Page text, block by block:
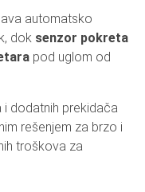
automatsko
dok senzor pokreta
pod uglom od
dodatnih prekidača
rešenjem za brzo i
troškova za